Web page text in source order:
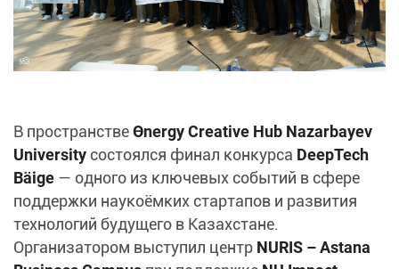
В пространствеӨnergy Creative Hub Nazarbayev
University состоялся финал конкурса DeepTech
Bäige — одного из ключевых событий в сфере
поддержки наукоёмких стартапов и развития
технологий будущего в Казахстане.
Организатором выступил центр NURIS – Astana